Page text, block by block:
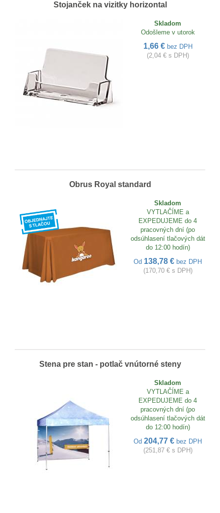
Stojanček na vizitky horizontal
Skladom
Odošleme v utorok
1,66 € bez DPH
(2,04 € s DPH)
Obrus Royal standard
Skladom
VYTLAČÍME a
EXPEDUJEME do 4
pracovných dní (po
odsúhlasení tlačových dát
do 12:00 hodín)
Od 138,78 € bez DPH
(170,70 € s DPH)
Stena pre stan - potlač vnútorné steny
Skladom
VYTLAČÍME a
EXPEDUJEME do 4
pracovných dní (po
odsúhlasení tlačových dát
do 12:00 hodín)
Od 204,77 € bez DPH
(251,87 € s DPH)